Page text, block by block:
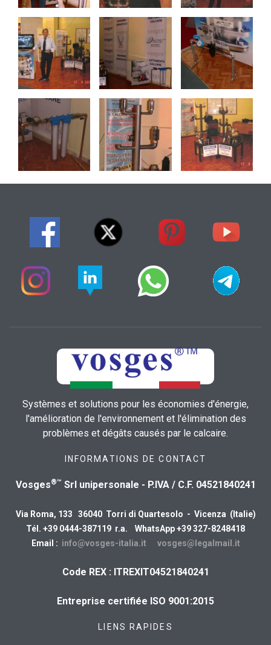
Systèmes et solutions pour les économies d'énergie,
l'amélioration de l'environnement et l'élimination des
problèmes et dégâts causés par le calcaire.
INFORMATIONS DE CONTACT
Vosges®™ Srl unipersonale - P.IVA / C.F. 04521840241
Via Roma, 133 36040 Torri di Quartesolo - Vicenza (Italie)
Tél. +39 0444-387119 r.a. WhatsApp +39 327-8248418
Email : info@vosges-italia.it vosges@legalmail.it
Code REX : ITREXIT04521840241
Entreprise certifiée ISO 9001:2015
LIENS RAPIDES